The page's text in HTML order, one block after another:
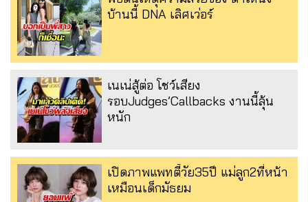
บ้านนี้ DNA เลิศเว่อร์
เนเน่สู้ต่อ โชว์เสียง
รอบJudges’Callbacks งานนี้ลุ้น
หนัก
เปิดภาพแพทตี้วัย35ปี แม่ลูก2ที่หน้า
เหมือนเด็กมัธยม